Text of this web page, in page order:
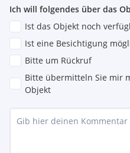
Ich will folgendes über das
Ist das Objekt noch
Ist eine Besichtigung
Bitte um Rückruf
Bitte übermitteln Sie mir
Objekt